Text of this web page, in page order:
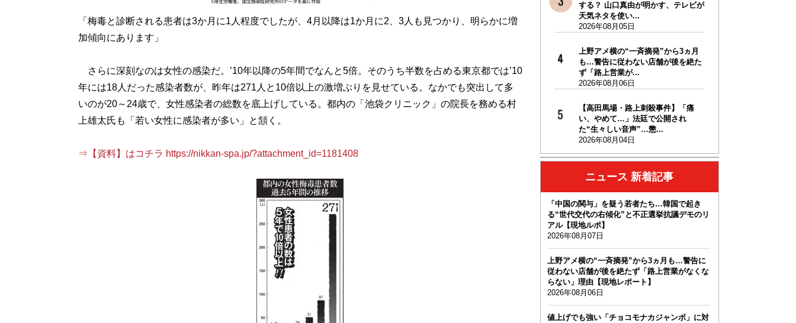
「梅毒と診断される患者は3か月に1人程度でしたが、4月以降は1か月に2、3人も見つかり、明らかに増
加傾向にあります」
さらに深刻なのは女性の感染だ。’10年以降の5年間でなんと5倍。そのうち半数を占める東京都では’10
年には18人だった感染者数が、昨年は271人と10倍以上の激増ぶりを見せている。なかでも突出して多
いのが20～24歳で、女性感染者の総数を底上げしている。都内の「池袋クリニック」の院長を務める村
上雄太氏も「若い女性に感染者が多い」と頷く。
⇒【資料】はコチラ https://nikkan-spa.jp/?attachment_id=1181408
する？ 山口真由が明かす、テレビが
天気ネタを使い...
2026年08月05日
上野アメ横の“一斉摘発”から3ヵ月
も…警告に従わない店舗が後を絶た
ず「路上営業が...
2026年08月06日
【高田馬場・路上刺殺事件】「痛
い、やめて…」法廷で公開され
た“生々しい音声”…懲...
2026年08月04日
ニュース 新着記事
「中国の関与」を疑う若者たち…韓国で起き
る“世代交代の右傾化”と不正選挙抗議デモのリ
アル【現地ルポ】
2026年08月07日
上野アメ横の“一斉摘発”から3ヵ月も…警告に
従わない店舗が後を絶たず「路上営業がなくな
らない」理由【現地レポート】
2026年08月06日
値上げでも強い「チョコモナカジャンボ」に対